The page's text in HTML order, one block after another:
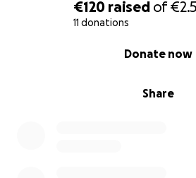
€120 raised of
11 donations
Share
Donate now